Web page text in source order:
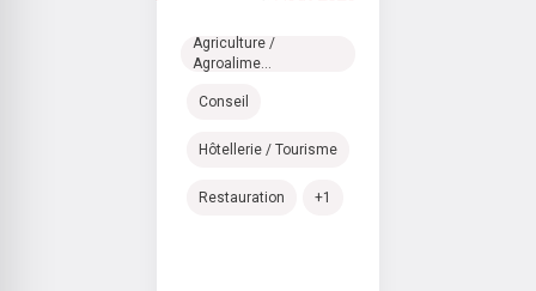
Agriculture /
Agroalime...
Conseil
Hôtellerie / Tourisme
Restauration +1